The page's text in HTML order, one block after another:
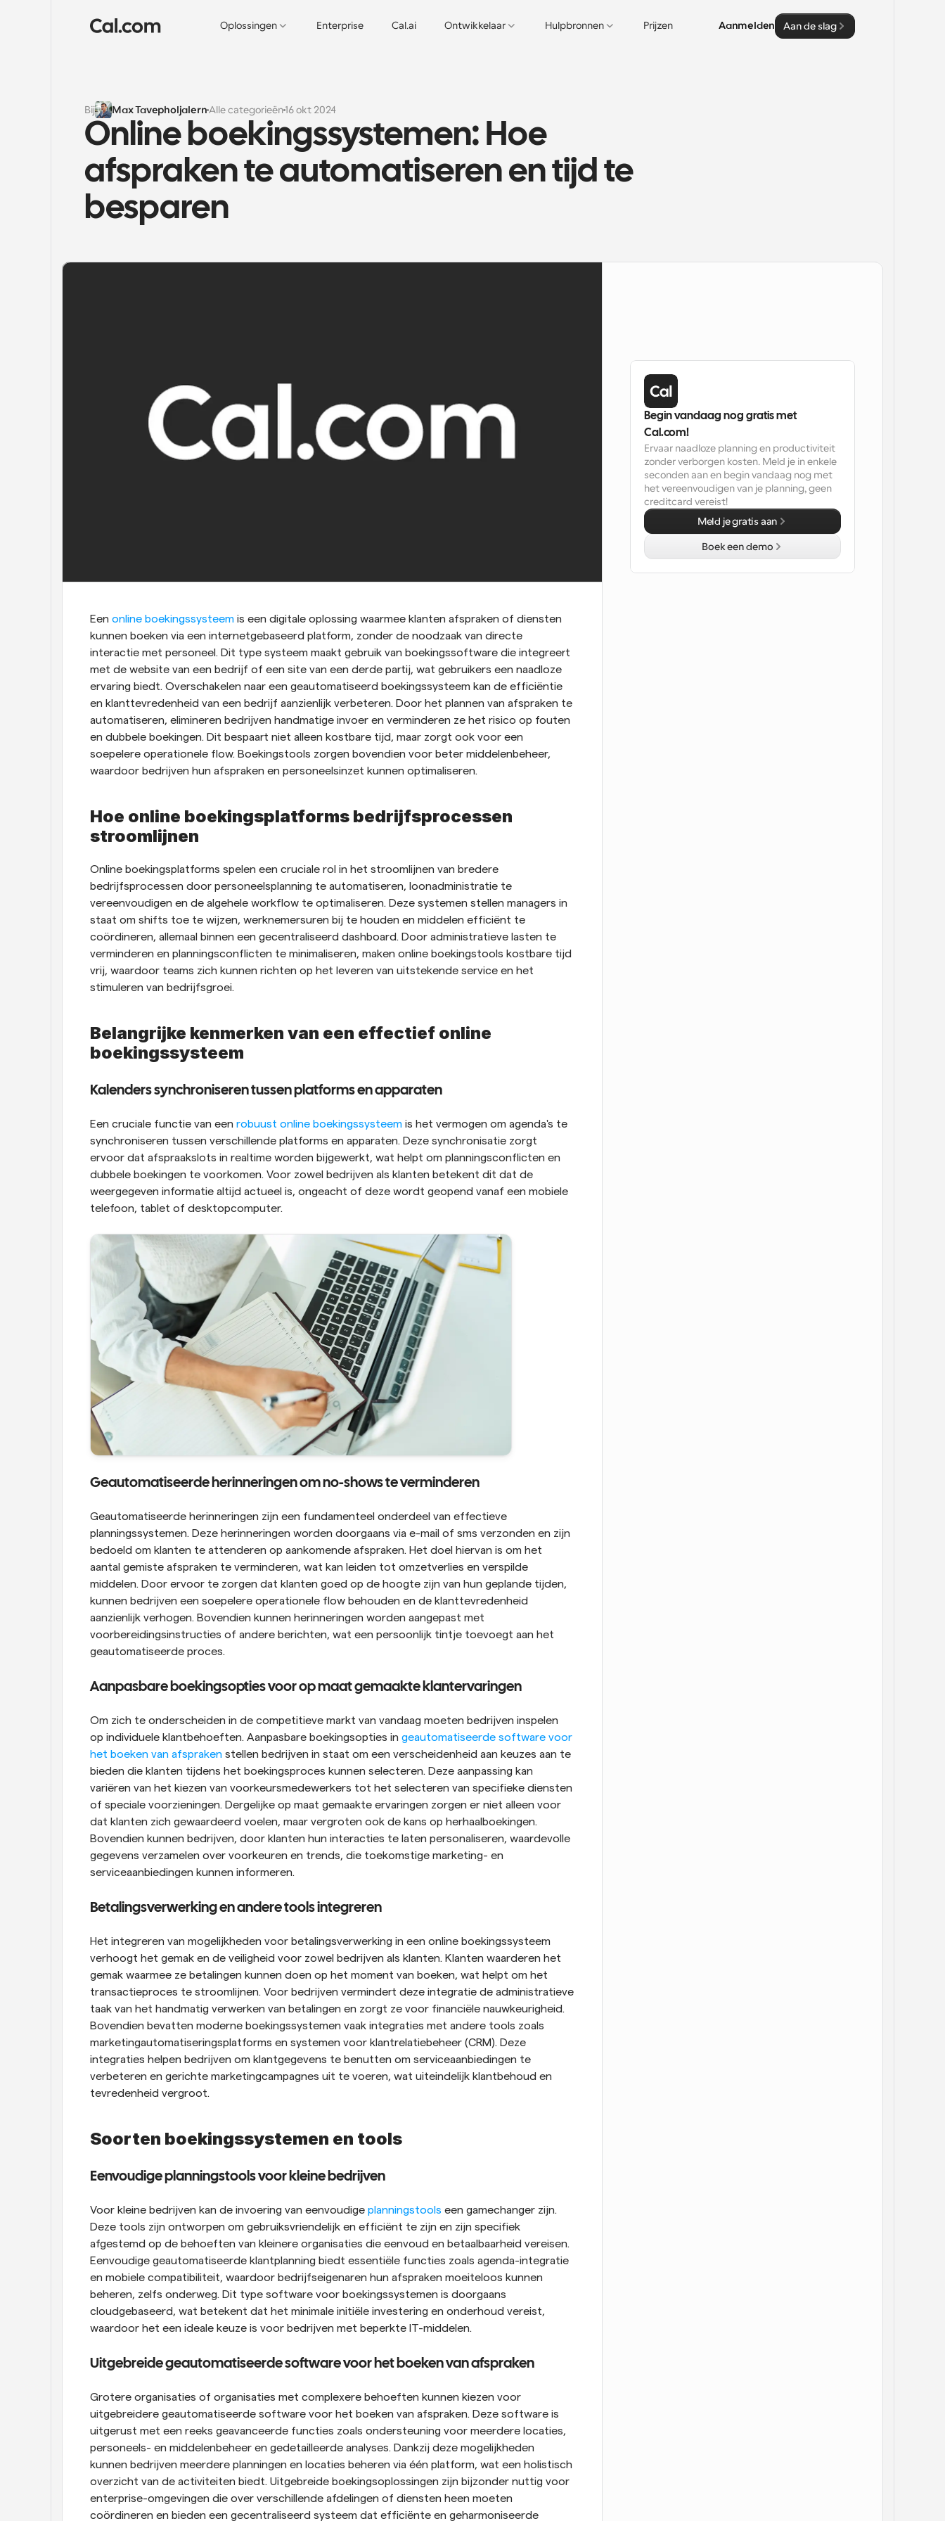
Oplossingen Enterprise Cal.ai Ontwikkelaar Hulpbronnen Prijzen Aanmelden Aan de slag
Bij Max Tavepholjalern Alle categorieën16 okt 2024
Online boekingssystemen: Hoe
afspraken te automatiseren en tijd te
besparen
Een online boekingssysteem is een digitale oplossing waarmee klanten afspraken of diensten
kunnen boeken via een internetgebaseerd platform, zonder de noodzaak van directe
interactie met personeel. Dit type systeem maakt gebruik van boekingssoftware die integreert
met de website van een bedrijf of een site van een derde partij, wat gebruikers een naadloze
ervaring biedt. Overschakelen naar een geautomatiseerd boekingssysteem kan de efficiëntie
en klanttevredenheid van een bedrijf aanzienlijk verbeteren. Door het plannen van afspraken te
automatiseren, elimineren bedrijven handmatige invoer en verminderen ze het risico op fouten
en dubbele boekingen. Dit bespaart niet alleen kostbare tijd, maar zorgt ook voor een
soepelere operationele flow. Boekingstools zorgen bovendien voor beter middelenbeheer,
waardoor bedrijven hun afspraken en personeelsinzet kunnen optimaliseren.
Hoe online boekingsplatforms bedrijfsprocessen
stroomlijnen
Online boekingsplatforms spelen een cruciale rol in het stroomlijnen van bredere
bedrijfsprocessen door personeelsplanning te automatiseren, loonadministratie te
vereenvoudigen en de algehele workflow te optimaliseren. Deze systemen stellen managers in
staat om shifts toe te wijzen, werknemersuren bij te houden en middelen efficiënt te
coördineren, allemaal binnen een gecentraliseerd dashboard. Door administratieve lasten te
verminderen en planningsconflicten te minimaliseren, maken online boekingstools kostbare tijd
vrij, waardoor teams zich kunnen richten op het leveren van uitstekende service en het
stimuleren van bedrijfsgroei.
Belangrijke kenmerken van een effectief online
boekingssysteem
Kalenders synchroniseren tussen platforms en apparaten
Een cruciale functie van een robuust online boekingssysteem is het vermogen om agenda's te
synchroniseren tussen verschillende platforms en apparaten. Deze synchronisatie zorgt
ervoor dat afspraakslots in realtime worden bijgewerkt, wat helpt om planningsconflicten en
dubbele boekingen te voorkomen. Voor zowel bedrijven als klanten betekent dit dat de
weergegeven informatie altijd actueel is, ongeacht of deze wordt geopend vanaf een mobiele
telefoon, tablet of desktopcomputer.
Geautomatiseerde herinneringen om no-shows te verminderen
Geautomatiseerde herinneringen zijn een fundamenteel onderdeel van effectieve
planningssystemen. Deze herinneringen worden doorgaans via e-mail of sms verzonden en zijn
bedoeld om klanten te attenderen op aankomende afspraken. Het doel hiervan is om het
aantal gemiste afspraken te verminderen, wat kan leiden tot omzetverlies en verspilde
middelen. Door ervoor te zorgen dat klanten goed op de hoogte zijn van hun geplande tijden,
kunnen bedrijven een soepelere operationele flow behouden en de klanttevredenheid
aanzienlijk verhogen. Bovendien kunnen herinneringen worden aangepast met
voorbereidingsinstructies of andere berichten, wat een persoonlijk tintje toevoegt aan het
geautomatiseerde proces.
Aanpasbare boekingsopties voor op maat gemaakte klantervaringen
Om zich te onderscheiden in de competitieve markt van vandaag moeten bedrijven inspelen
op individuele klantbehoeften. Aanpasbare boekingsopties in geautomatiseerde software voor
het boeken van afspraken stellen bedrijven in staat om een verscheidenheid aan keuzes aan te
bieden die klanten tijdens het boekingsproces kunnen selecteren. Deze aanpassing kan
variëren van het kiezen van voorkeursmedewerkers tot het selecteren van specifieke diensten
of speciale voorzieningen. Dergelijke op maat gemaakte ervaringen zorgen er niet alleen voor
dat klanten zich gewaardeerd voelen, maar vergroten ook de kans op herhaalboekingen.
Bovendien kunnen bedrijven, door klanten hun interacties te laten personaliseren, waardevolle
gegevens verzamelen over voorkeuren en trends, die toekomstige marketing- en
serviceaanbiedingen kunnen informeren.
Betalingsverwerking en andere tools integreren
Het integreren van mogelijkheden voor betalingsverwerking in een online boekingssysteem
verhoogt het gemak en de veiligheid voor zowel bedrijven als klanten. Klanten waarderen het
gemak waarmee ze betalingen kunnen doen op het moment van boeken, wat helpt om het
transactieproces te stroomlijnen. Voor bedrijven vermindert deze integratie de administratieve
taak van het handmatig verwerken van betalingen en zorgt ze voor financiële nauwkeurigheid.
Bovendien bevatten moderne boekingssystemen vaak integraties met andere tools zoals
marketingautomatiseringsplatforms en systemen voor klantrelatiebeheer (CRM). Deze
integraties helpen bedrijven om klantgegevens te benutten om serviceaanbiedingen te
verbeteren en gerichte marketingcampagnes uit te voeren, wat uiteindelijk klantbehoud en
tevredenheid vergroot.
Soorten boekingssystemen en tools
Eenvoudige planningstools voor kleine bedrijven
Voor kleine bedrijven kan de invoering van eenvoudige planningstools een gamechanger zijn.
Deze tools zijn ontworpen om gebruiksvriendelijk en efficiënt te zijn en zijn specifiek
afgestemd op de behoeften van kleinere organisaties die eenvoud en betaalbaarheid vereisen.
Eenvoudige geautomatiseerde klantplanning biedt essentiële functies zoals agenda-integratie
en mobiele compatibiliteit, waardoor bedrijfseigenaren hun afspraken moeiteloos kunnen
beheren, zelfs onderweg. Dit type software voor boekingssystemen is doorgaans
cloudgebaseerd, wat betekent dat het minimale initiële investering en onderhoud vereist,
waardoor het een ideale keuze is voor bedrijven met beperkte IT-middelen.
Uitgebreide geautomatiseerde software voor het boeken van afspraken
Grotere organisaties of organisaties met complexere behoeften kunnen kiezen voor
uitgebreidere geautomatiseerde software voor het boeken van afspraken. Deze software is
uitgerust met een reeks geavanceerde functies zoals ondersteuning voor meerdere locaties,
personeels- en middelenbeheer en gedetailleerde analyses. Dankzij deze mogelijkheden
kunnen bedrijven meerdere planningen en locaties beheren via één platform, wat een holistisch
overzicht van de activiteiten biedt. Uitgebreide boekingsoplossingen zijn bijzonder nuttig voor
enterprise-omgevingen die over verschillende afdelingen of diensten heen moeten
coördineren en bieden een gecentraliseerd systeem dat efficiënte en geharmoniseerde
Begin vandaag nog gratis met
Cal.com!
Ervaar naadloze planning en productiviteit
zonder verborgen kosten. Meld je in enkele
seconden aan en begin vandaag nog met
het vereenvoudigen van je planning, geen
creditcard vereist!
Meld je gratis aan
Boek een demo